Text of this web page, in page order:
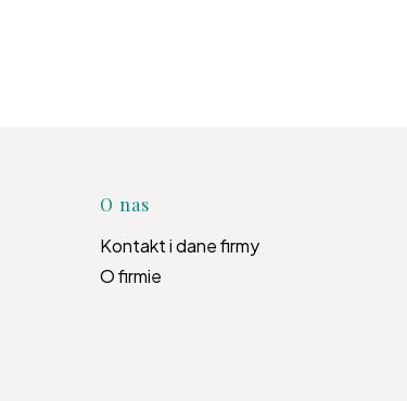
Linki w stopce
O nas
Kontakt i dane firmy
O firmie